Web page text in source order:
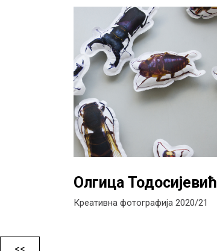
Олгица Тодосијевић
Креативна фотографија 2020/21